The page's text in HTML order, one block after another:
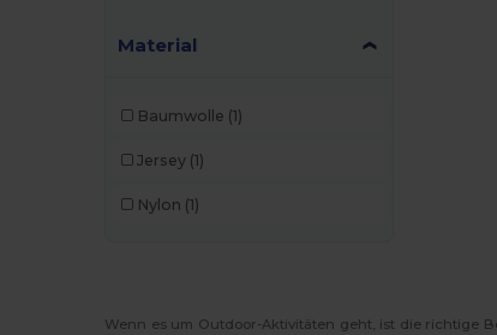
Material
Baumwolle (1)
Jersey (1)
Nylon (1)
Wenn es um Outdoor-Aktivitäten geht, ist die richtige